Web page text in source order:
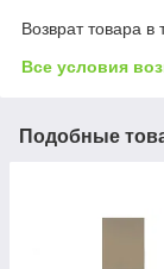
Возврат товара в
Все условия
Подобные